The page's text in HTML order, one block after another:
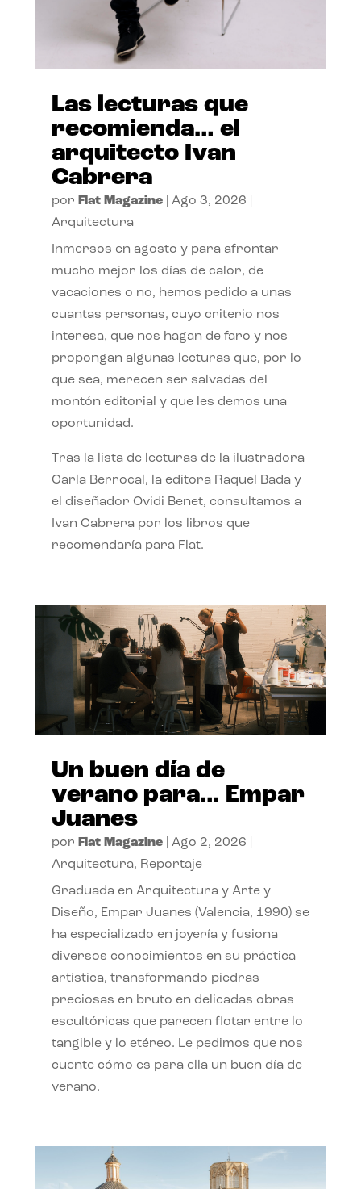
Las lecturas que
recomienda… el
arquitecto Ivan
Cabrera
por Flat Magazine| Ago 3, 2026
Arquitectura
Inmersos en agosto y para afrontar
mucho mejor los días de calor, de
vacaciones o no, hemos pedido a unas
cuantas personas, cuyo criterio nos
interesa, que nos hagan de faro y nos
propongan algunas lecturas que, por lo
que sea, merecen ser salvadas del
montón editorial y que les demos una
oportunidad.
Tras la lista de lecturas de la ilustradora
Carla Berrocal, la editora Raquel Bada y
el diseñador Ovidi Benet, consultamos a
Ivan Cabrera por los libros que
recomendaría para Flat.
Un buen día de
verano para… Empar
Juanes
por Flat Magazine| Ago 2, 2026
Arquitectura, Reportaje
Graduada en Arquitectura y Arte y
Diseño, Empar Juanes (Valencia, 1990) se
ha especializado en joyería y fusiona
diversos conocimientos en su práctica
artística, transformando piedras
preciosas en bruto en delicadas obras
escultóricas que parecen flotar entre lo
tangible y lo etéreo. Le pedimos que nos
cuente cómo es para ella un buen día de
verano.